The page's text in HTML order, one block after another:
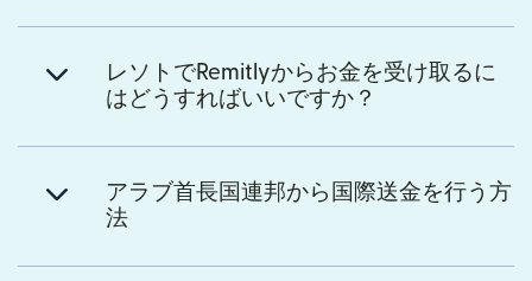
レソトでRemitlyからお金を受け取るに
はどうすればいいですか？
アラブ首長国連邦から国際送金を行う方
法